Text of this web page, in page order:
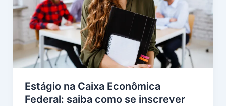
Estágio na Caixa Econômica
Federal: saiba como se inscrever